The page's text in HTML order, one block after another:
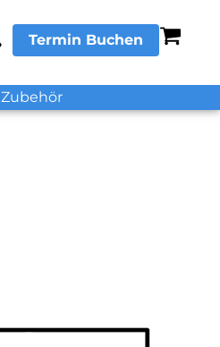
Termin Buchen
Zubehör